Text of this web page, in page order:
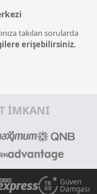
takılan sorularda
erişebilirsiniz.
İMKANI
Güven
Damgası